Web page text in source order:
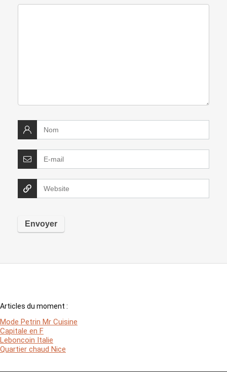
Articles du moment :
Mode Petrin Mr Cuisine
Capitale en F
Leboncoin Italie
Quartier chaud Nice